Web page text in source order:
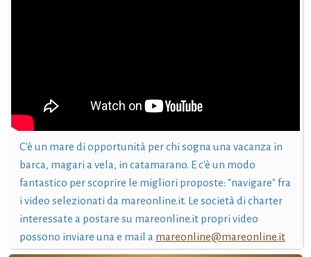
C'è un mare di opportunità per chi sogna una vacanza in
barca, magari a vela, in catamarano. E c'è un modo
fantastico per scoprire le migliori proposte: "navigare" fra
i video selezionati da mareonline.it. Le società di charter
interessate a postare su mareonline.it propri video
possono inviare una e mail a mareonline@mareonline.it